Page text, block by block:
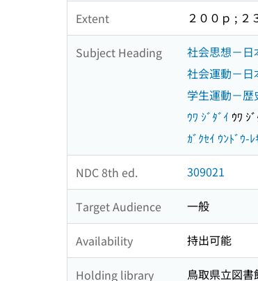
Extent ２００ｐ ; ２
Subject Heading 社会思想－
社会運動－
学生運動－歴
ｳﾜ ｼﾞﾀﾞｲ ｳﾜ ｼ
ｶﾞｸｾｲ ｳﾝﾄﾞｳ-ﾚ
NDC 8th ed. 309021
Target Audience 一般
Availability 持出可能
Holding library 鳥取県立図書